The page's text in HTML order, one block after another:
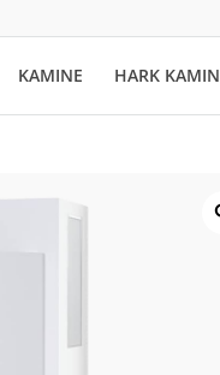
KAMINE HARK